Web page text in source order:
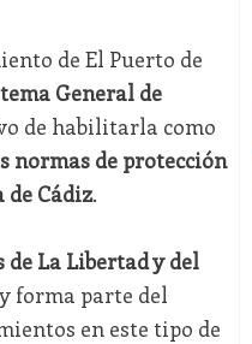
de El Puerto de
General de
de habilitarla como
normas de protección
Cádiz.
de La Libertad y del
forma parte del
en este tipo de